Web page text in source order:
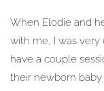
When Elodie and
with me, I was very
have a couple
their newborn